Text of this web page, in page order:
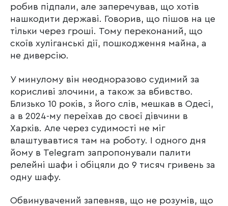
робив підпали, але заперечував, що хотів
нашкодити державі. Говорив, що пішов на це
тільки через гроші. Тому переконаний, що
скоїв хуліганські дії, пошкодження майна, а
не диверсію.
У минулому він неодноразово судимий за
корисливі злочини, а також за вбивство.
Близько 10 років, з його слів, мешкав в Одесі,
а в 2024-му переїхав до своєї дівчини в
Харків. Але через судимості не міг
влаштувавтися там на роботу. І одного дня
йому в Telegram запропонували палити
релейні шафи і обіцяли до 9 тисяч гривень за
одну шафу.
Обвинувачений запевняв, що не розумів, що